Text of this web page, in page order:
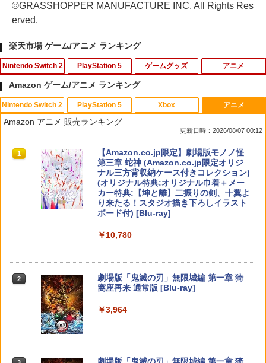
©GRASSHOPPER MANUFACTURE INC. All Rights Res
erved.
楽天市場 ゲーム/アニメ ランキング
Nintendo Switch 2
1
PlayVital 新型Switch2対応 親指グリッ
プキャップ 4個セット ジョイコン対応シ
リコン素材 快適フィット スイッチ2対応
￥990
【当店独自で＋P10倍★要エントリー】
【新品即納】[ACC][Switch2] まるごと
テンドースイッチ2) メタモン 任天堂ラ
￥6,980
￥7,757
PlayStation 5 ゲームグッズ
1
【中古】四女神オンライン CYBER DIM
ENSION NEPTUNE - PS4
￥350
【中古】おいでよ どうぶつの森
￥350
3
【中古】アイドルマスター アニメ& G4
U!パック VOL.4
￥426
4 【中古】カセキホリダー ムゲンギア
アニメ
1
「お隣の天使様にいつの間にか駄目人間
にされていた件2」Vol.3【Blu-ray】 [ 佐
￥7,821
スーパーの裏でヤニ吸うふたり Vol.1【B
lu-ray】 [ 地主 ]
￥8,494
3
【楽天ブックス限定全巻購入特典】春夏
秋冬代行者 春の舞 四（完全生産限定
版）【Blu-ray】(イラスト入りクリアポ
ダー4 種セット) [ 暁佳奈 ]
Amazon ゲーム/アニメ ランキング
Nintendo Switch 2
1
スプラトゥーン レイダース|オンライン
コード版
￥5,832
スプラトゥーン レイダース -Switch2
PlayStation 5
1
PlayStation 5 デジタル・エディション
日本語専用 Console Language: Japan
ese only (CFI-2200B01)
￥55,000
Beast of Reincarnation -PS5 【特典】
Xbox
1
【純正品】Xbox ワイヤレス コントロー
ラー + USB-C® ケーブル
￥8,300
ルコード 【旧 Xbox ギフトカード】 [オ
【純正品】Xbox ワイヤレス コントロー
￥7,681
アニメ
Amazon アニメ 販売ランキング
更新日時：2026/08/07 00:12
1
【Amazon.co.jp限定】劇場版モノノ怪
第三章 蛇神 (Amazon.co.jp限定オリジ
ナル三方背収納ケース付きコレクション)
(オリジナル特典:オリジナル巾着＋メー
カー特典:【坤と離】二振りの剣、十翼よ
り来たる！スタジオ描き下ろしイラスト
ボード付) [Blu-ray]
￥10,780
2
劇場版「鬼滅の刃」無限城編 第一章 猗
窩座再来 通常版 [Blu-ray]
￥3,964